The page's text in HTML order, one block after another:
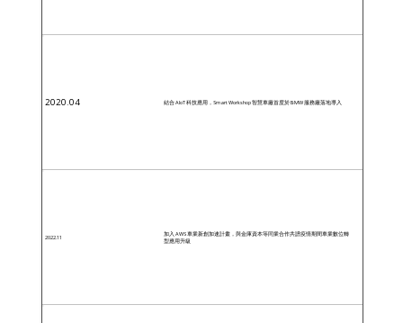
2020.04 結合 AIoT 科技應用，Smart Workshop 智慧車廠首度於 BMW 服務廠落地導入
2022.11
加入 AWS 車業新創加速計畫，與金庫資本等同業合作共譜疫情期間車業數位轉
型應用升級